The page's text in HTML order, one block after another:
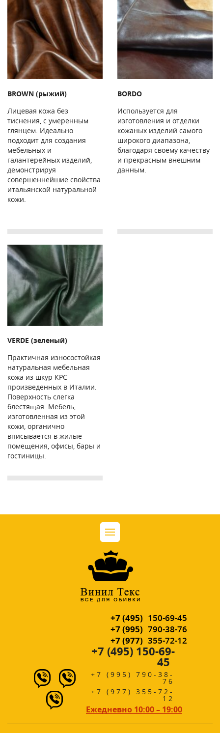
BROWN (рыжий)
Лицевая кожа без
тиснения, с умеренным
глянцем. Идеально
подходит для создания
мебельных и
галантерейных изделий,
демонстрируя
совершеннейшие свойства
итальянской натуральной
кожи.
BORDO
Используется для
изготовления и отделки
кожаных изделий самого
широкого диапазона,
благодаря своему качеству
и прекрасным внешним
данным.
VERDE (зеленый)
Практичная износостойкая
натуральная мебельная
кожа из шкур КРС
произведенных в Италии.
Поверхность слегка
блестящая. Мебель,
изготовленная из этой
кожи, органично
вписывается в жилые
помещения, офисы, бары и
гостиницы.
+7 (495) 150-69-45
+7 (995) 790-38-76
+7 (977) 355-72-12
+7 (495) 150-69-
45
+7 (995) 790-38-
76
+7 (977) 355-72-
12
Ежедневно 10:00 – 19:00